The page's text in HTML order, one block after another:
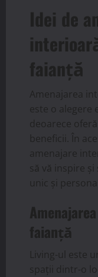
Idei de
faianță
Amenajarea
este o alegere
deoarece
beneficii. În
amenajare
să vă inspire
unic și
faianță
Living-ul este
spații dintr-o